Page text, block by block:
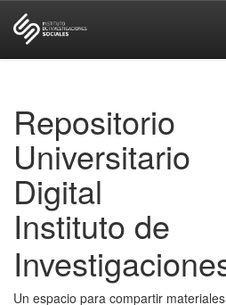
Repositorio
Universitario
Digital
Instituto de
Un espacio para compartir